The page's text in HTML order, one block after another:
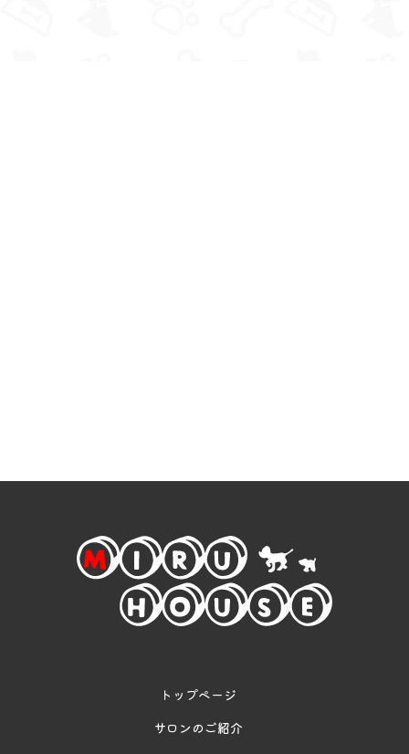
トップページ
サロンのご紹介